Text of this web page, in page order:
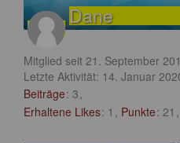
Dane
Mitglied seit 21. September
Letzte Aktivität: 14. Januar
Beiträge 3
Erhaltene Likes 1 Punkte 21